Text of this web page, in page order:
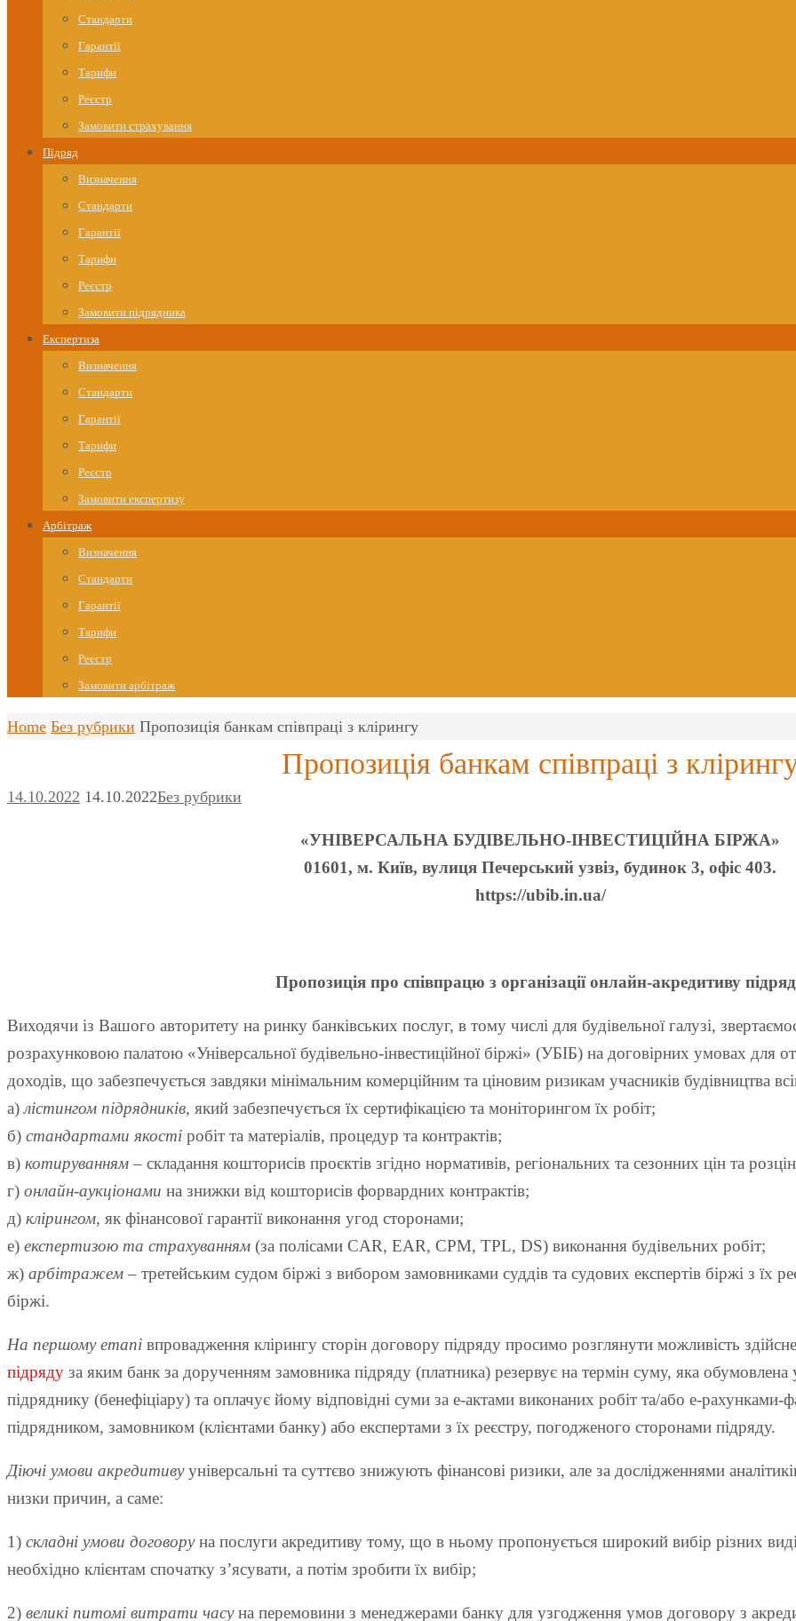
Стандарти
Гарантії
Тарифи
Реєстр
Замовити страхування
Підряд
Визначення
Стандарти
Гарантії
Тарифи
Реєстр
Замовити підрядника
Експертиза
Визначення
Стандарти
Гарантії
Тарифи
Реєстр
Замовити експертизу
Арбітраж
Визначення
Стандарти
Гарантії
Тарифи
Реєстр
Замовити арбітраж
Home Без рубрики Пропозиція банкам співпраці з клірингу
Пропозиція банкам співпраці з
14.10.2022 14.10.2022Без рубрики
«УНІВЕРСАЛЬНА БУДІВЕЛЬНО-ІНВЕСТИЦІЙНА БІРЖА»
01601, м. Київ, вулиця Печерський узвіз, будинок 3, офіс 403.
https://ubib.in.ua/
Пропозиція про співпрацю з організації онлайн-акредитиву
Виходячи із Вашого авторитету на ринку банківських послуг, в тому числі для будівельної галузі,
розрахунковою палатою «Універсальної будівельно-інвестиційної біржі» (УБІБ) на договірних умовах для
доходів, що забезпечується завдяки мінімальним комерційним та ціновим ризикам учасників будівництва
а)лістингом підрядників, який забезпечується їх сертифікацією та моніторингом їх робіт;
б) стандартами якості робіт та матеріалів, процедур та контрактів;
в) котируванням – складання кошторисів проєктів згідно нормативів, регіональних та сезонних цін та
г) онлайн-аукціонами на знижки від кошторисів форвардних контрактів;
д) клірингом, як фінансової гарантії виконання угод сторонами;
е) експертизою та страхуванням (за полісами CAR, EAR, CPM, TPL, DS) виконання будівельних робіт;
ж) арбітражем – третейським судом біржі з вибором замовниками суддів та судових експертів біржі з їх
біржі.
На першому етапі впровадження клірингу сторін договору підряду просимо розглянути можливість
підряду за яким банк за дорученням замовника підряду (платника) резервує на термін суму, яка обумовлена
підряднику (бенефіціару) та оплачує йому відповідні суми за е-актами виконаних робіт та/або е-
підрядником, замовником (клієнтами банку) або експертами з їх реєстру, погодженого сторонами підряду.
Діючі умови акредитивууніверсальні та суттєво знижують фінансові ризики, але за дослідженнями
низки причин, а саме:
1) складні умови договоруна послуги акредитиву тому, що в ньому пропонується широкий вибір різних
необхідно клієнтам спочатку з’ясувати, а потім зробити їх вибір;
2) великі питомі витрати часуна перемовини з менеджерами банку для узгодження умов договору з